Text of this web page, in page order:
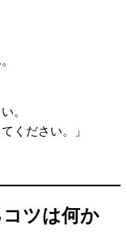
。
ください。」
ツは何か